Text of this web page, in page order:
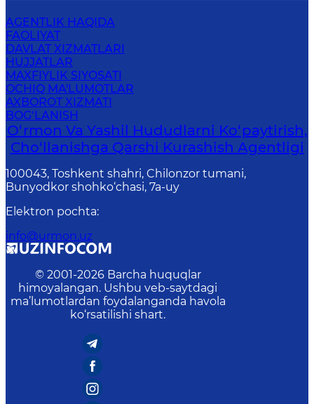
AGENTLIK HAQIDA
FAOLIYAT
DAVLAT XIZMATLARI
HUJJATLAR
MAXFIYLIK SIYOSATI
OCHIQ MA'LUMOTLAR
AXBOROT XIZMATI
BOG‘LANISH
O‘rmon Va Yashil Hududlarni Ko‘paytirish,
Cho‘llanishga Qarshi Kurashish Agentligi
100043, Toshkent shahri, Chilonzor tumani,
Bunyodkor shohko‘chasi, 7a-uy
Elektron pochta:
info@urmon.uz
© 2001-2026 Barcha huquqlar
himoyalangan. Ushbu veb-saytdagi
ma’lumotlardan foydalanganda havola
ko‘rsatilishi shart.